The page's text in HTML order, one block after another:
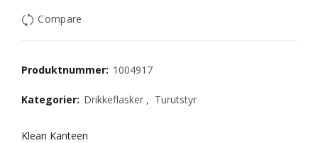
Compare
Produktnummer: 1004917
Kategorier: Drikkeflasker , Turutstyr
Klean Kanteen